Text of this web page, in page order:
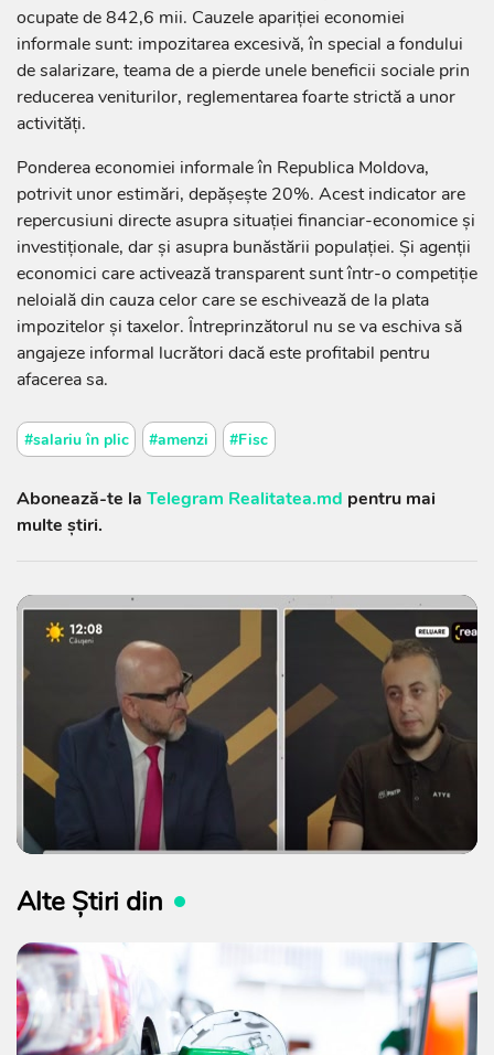
ocupate de 842,6 mii. Cauzele apariţiei economiei
informale sunt: impozitarea excesivă, în special a fondului
de salarizare, teama de a pierde unele beneficii sociale prin
reducerea veniturilor, reglementarea foarte strictă a unor
activităţi.
Ponderea economiei informale în Republica Moldova,
potrivit unor estimări, depăşeşte 20%. Acest indicator are
repercusiuni directe asupra situaţiei financiar-economice şi
investiţionale, dar şi asupra bunăstării populaţiei. Şi agenţii
economici care activează transparent sunt într-o competiţie
neloială din cauza celor care se eschivează de la plata
impozitelor şi taxelor. Întreprinzătorul nu se va eschiva să
angajeze informal lucrători dacă este profitabil pentru
afacerea sa.
#salariu în plic #amenzi #Fisc
Abonează-te la Telegram Realitatea.md pentru mai
multe știri.
Alte Știri din